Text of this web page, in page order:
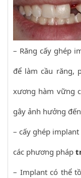
– Răng cấy ghép
để làm cầu răng,
xương hàm vững
gây ảnh hưởng
– cấy ghép
các phương pháp
– Implant có thể